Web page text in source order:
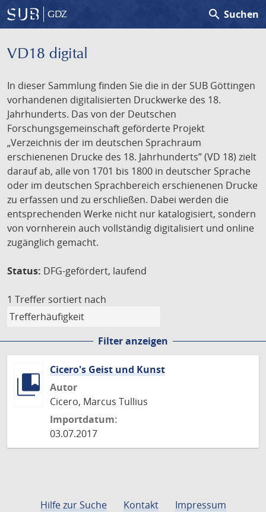
GDZ search Suchen
VD18 digital
In dieser Sammlung finden Sie die in der SUB Göttingen
vorhandenen digitalisierten Druckwerke des 18.
Jahrhunderts. Das von der Deutschen
Forschungsgemeinschaft geförderte Projekt
„Verzeichnis der im deutschen Sprachraum
erschienenen Drucke des 18. Jahrhunderts” (VD 18) zielt
darauf ab, alle von 1701 bis 1800 in deutscher Sprache
oder im deutschen Sprachbereich erschienenen Drucke
zu erfassen und zu erschließen. Dabei werden die
entsprechenden Werke nicht nur katalogisiert, sondern
von vornherein auch vollständig digitalisiert und online
zugänglich gemacht.
Status: DFG-gefördert, laufend
1 Treffer sortiert nach
Filter anzeigen
Cicero's Geist und Kunst
Autor
Cicero, Marcus Tullius
Importdatum:
03.07.2017
Hilfe zur Suche Kontakt
Impressum